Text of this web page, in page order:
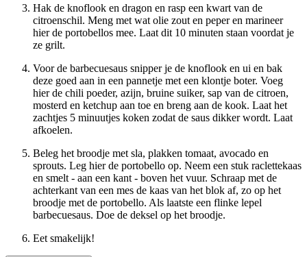
Hak de knoflook en dragon en rasp een kwart van de
citroenschil. Meng met wat olie zout en peper en marineer
hier de portobellos mee. Laat dit 10 minuten staan voordat je
ze grilt.
Voor de barbecuesaus snipper je de knoflook en ui en bak
deze goed aan in een pannetje met een klontje boter. Voeg
hier de chili poeder, azijn, bruine suiker, sap van de citroen,
mosterd en ketchup aan toe en breng aan de kook. Laat het
zachtjes 5 minuutjes koken zodat de saus dikker wordt. Laat
afkoelen.
Beleg het broodje met sla, plakken tomaat, avocado en
sprouts. Leg hier de portobello op. Neem een stuk raclettekaas
en smelt - aan een kant - boven het vuur. Schraap met de
achterkant van een mes de kaas van het blok af, zo op het
broodje met de portobello. Als laatste een flinke lepel
barbecuesaus. Doe de deksel op het broodje.
Eet smakelijk!